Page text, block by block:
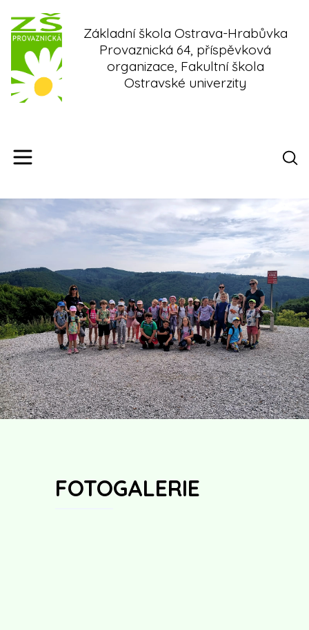
content
Základní škola Ostrava-Hrabůvka
Provaznická 64, příspěvková
organizace, Fakultní škola
Ostravské univerzity
FOTOGALERIE